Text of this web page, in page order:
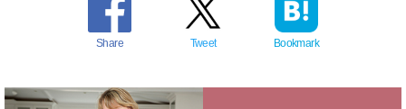
Share Tweet Bookmark